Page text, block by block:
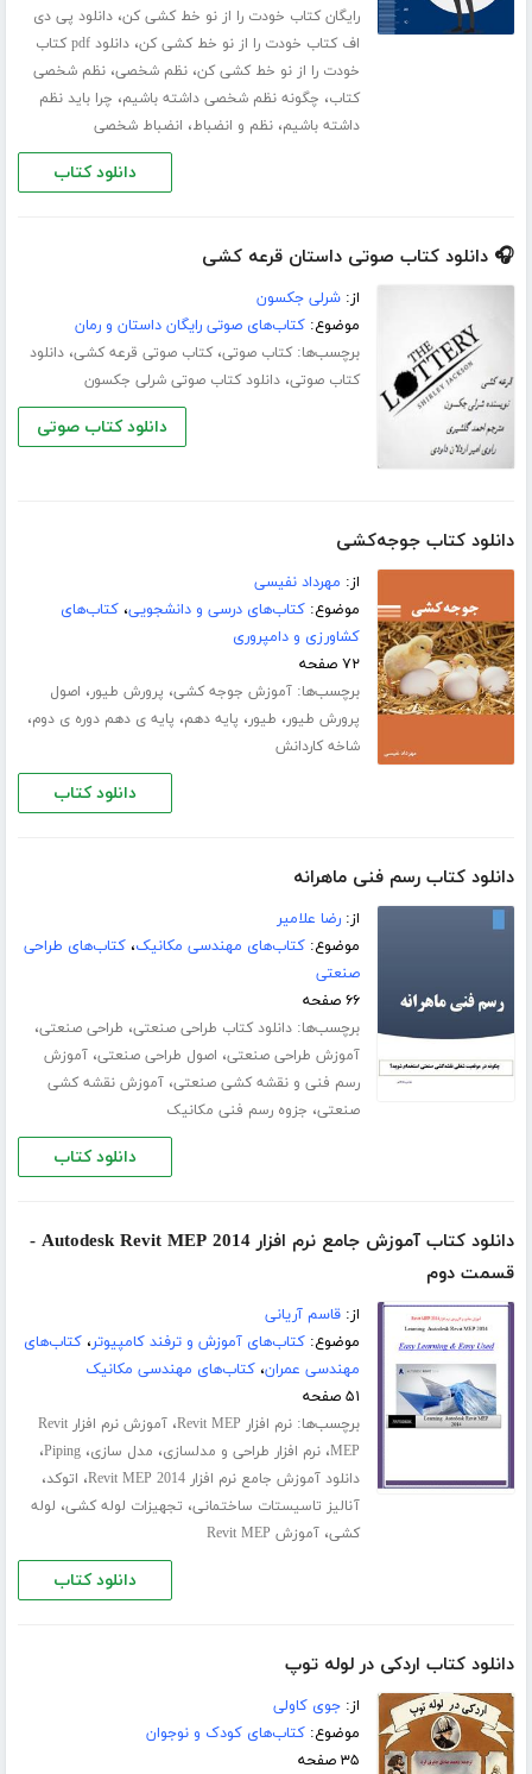
رایگان کتاب خودت را از نو خط کشی کن،دانلود پی دی
اف کتاب خودت را از نو خط کشی کن،
دانلود pdf کتاب
خودت را از نو خط کشی کن،نظم شخصی،نظم شخصی
کتاب، چگونه نظم شخصی داشته باشیم، چرا باید نظم
داشته باشیم،نظم و انضباط، انضباط شخصی
دانلود کتاب
🎧 دانلود کتاب صوتی داستان قرعه کشی
از:شرلی جکسون
موضوع:کتاب‌های صوتی رایگان داستان و رمان
برچسب‌ها:کتاب صوتی،کتاب صوتی قرعه کشی،دانلود
کتاب صوتی،دانلود کتاب صوتی شرلی جکسون
دانلود کتاب صوتی
دانلود کتاب جوجه‌کشی
از: مهرداد نفیسی
موضوع:کتاب‌های درسی و دانشجویی،کتاب‌های
کشاورزی و دامپروری
۷۲ صفحه
برچسب‌ها:آموزش جوجه کشی، پرورش طیور، اصول
پرورش طیور، طیور، پایه دهم، پایه ی دهم دوره ی دوم،
شاخه کاردانش
دانلود کتاب
دانلود کتاب رسم فنی ماهرانه
از:رضا علامیر
موضوع:کتاب‌های مهندسی مکانیک،کتاب‌های طراحی
صنعتی
۶۶ صفحه
برچسب‌ها:دانلود کتاب طراحی صنعتی، طراحی صنعتی،
آموزش طراحی صنعتی، اصول طراحی صنعتی،آموزش
رسم فنی و نقشه کشی صنعتی،آموزش نقشه کشی
صنعتی، جزوه رسم فنی مکانیک
دانلود کتاب
دانلود کتاب آموزش جامع نرم افزار Autodesk Revit MEP 2014 -
قسمت دوم
از:قاسم آریانی
موضوع:کتاب‌های آموزش و ترفند کامپیوتر،کتاب‌های
مهندسی عمران،کتاب‌های مهندسی مکانیک
۵۱ صفحه
برچسب‌ها:نرم افزار Revit MEP ،
آموزش نرم افزار Revit
MEP،نرم افزار طراحی و مدلسازی، مدل سازی،Piping،
دانلود آموزش جامع نرم افزار Revit MEP 2014 ، اتوکد،
آنالیز تاسیستات ساختمانی، تجهیزات لوله کشی، لوله
کشی،آموزش Revit MEP
دانلود کتاب
دانلود کتاب اردکی در لوله توپ
از:جوی کاولی
موضوع:کتاب‌های کودک و نوجوان
۳۵ صفحه